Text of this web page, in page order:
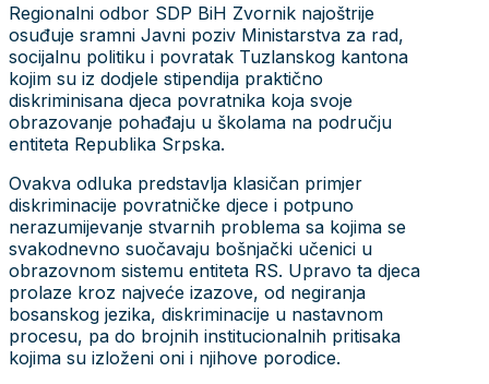
Regionalni odbor SDP BiH Zvornik najoštrije
osuđuje sramni Javni poziv Ministarstva za rad,
socijalnu politiku i povratak Tuzlanskog kantona
kojim su iz dodjele stipendija praktično
diskriminisana djeca povratnika koja svoje
obrazovanje pohađaju u školama na području
entiteta Republika Srpska.
Ovakva odluka predstavlja klasičan primjer
diskriminacije povratničke djece i potpuno
nerazumijevanje stvarnih problema sa kojima se
svakodnevno suočavaju bošnjački učenici u
obrazovnom sistemu entiteta RS. Upravo ta djeca
prolaze kroz najveće izazove, od negiranja
bosanskog jezika, diskriminacije u nastavnom
procesu, pa do brojnih institucionalnih pritisaka
kojima su izloženi oni i njihove porodice.